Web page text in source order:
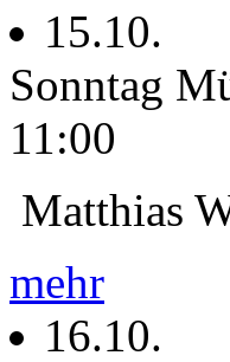
15.10.
Sonntag
11:00
Matthias
mehr
16.10.